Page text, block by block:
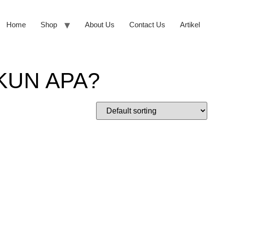
Home Shop About Us Contact Us Artikel
APA?